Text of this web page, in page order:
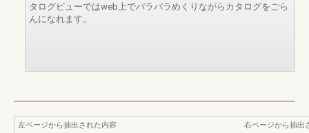
タログビューではweb上でパラパラめくりながらカタログをごら
んになれます。
左ページから抽出された内容
右ページから抽出